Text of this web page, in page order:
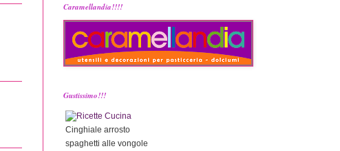
Caramellandia!!!!
Gustissimo!!!
Cinghiale arrosto
spaghetti alle vongole